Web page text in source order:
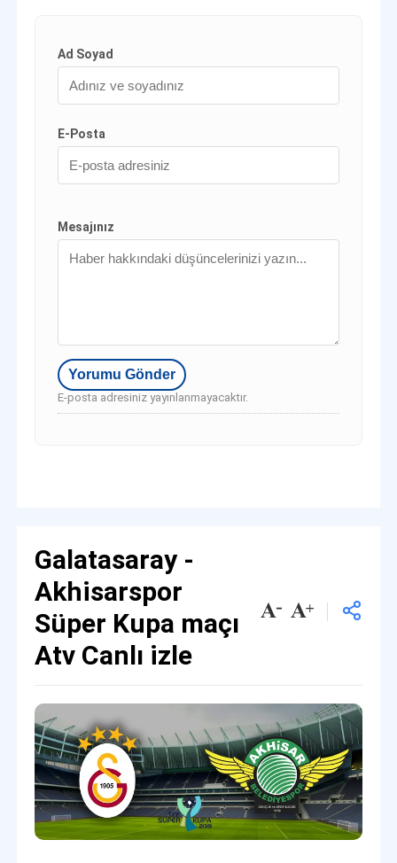
Ad Soyad
E-Posta
Mesajınız
E-posta adresiniz yayınlanmayacaktır.
Galatasaray -
Akhisarspor
Süper Kupa maçı
Atv Canlı izle